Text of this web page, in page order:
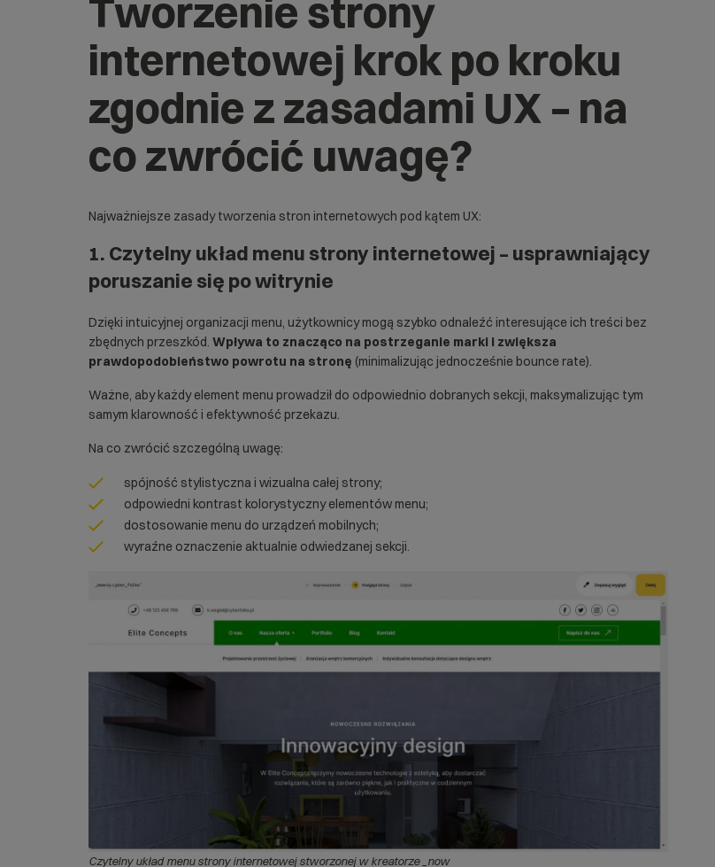
Tworzenie strony
internetowej krok po kroku
zgodnie z zasadami UX – na
co zwrócić uwagę?
Najważniejsze zasady tworzenia stron internetowych pod kątem UX:
1. Czytelny układ menu strony internetowej – usprawniający
poruszanie się po witrynie
Dzięki intuicyjnej organizacji menu, użytkownicy mogą szybko odnaleźć interesujące ich treści bez
zbędnych przeszkód. Wpływa to znacząco na postrzeganie marki i zwiększa
prawdopodobieństwo powrotu na stronę (minimalizując jednocześnie bounce rate).
Ważne, aby każdy element menu prowadził do odpowiednio dobranych sekcji, maksymalizując tym
samym klarowność i efektywność przekazu.
Na co zwrócić szczególną uwagę:
spójność stylistyczna i wizualna całej strony;
odpowiedni kontrast kolorystyczny elementów menu;
dostosowanie menu do urządzeń mobilnych;
wyraźne oznaczenie aktualnie odwiedzanej sekcji.
Czytelny układ menu strony internetowej stworzonej w kreatorze _now